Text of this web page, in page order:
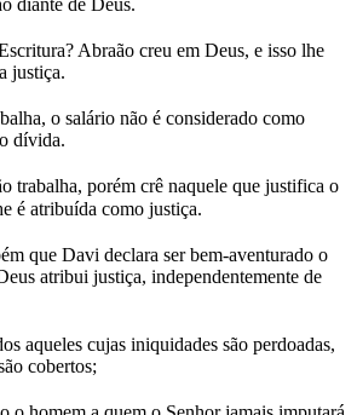
Abraão creu em Deus, e isso lhe
justiça.
o salário não é considerado como
dívida.
trabalha, porém crê naquele que justifica o
é atribuída como justiça.
que Davi declara ser bem-aventurado o
atribui justiça, independentemente de
aqueles cujas iniquidades são perdoadas,
cobertos;